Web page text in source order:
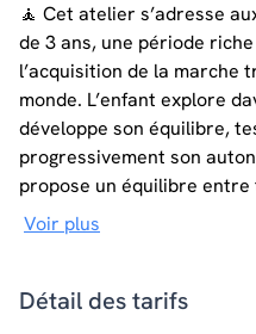
🧘 Cet atelier s’adresse
de 3 ans, une période
l’acquisition de la marche
monde. L’enfant explore
développe son équilibre,
progressivement son
propose un équilibre entre
Voir plus
Détail des tarifs